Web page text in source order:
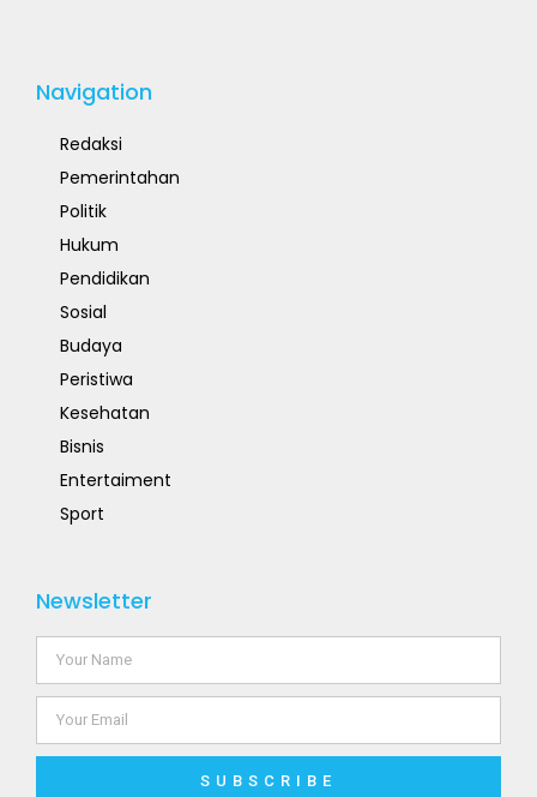
Navigation
Redaksi
Pemerintahan
Politik
Hukum
Pendidikan
Sosial
Budaya
Peristiwa
Kesehatan
Bisnis
Entertaiment
Sport
Newsletter
SUBSCRIBE